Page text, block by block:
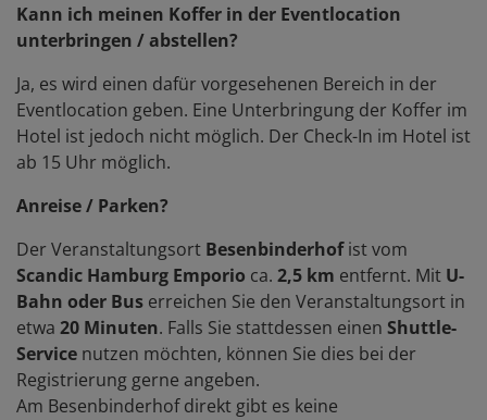
Kann ich meinen Koffer in der Eventlocation
unterbringen / abstellen?
Ja, es wird einen dafür vorgesehenen Bereich in der
Eventlocation geben. Eine Unterbringung der Koffer im
Hotel ist jedoch nicht möglich. Der Check-In im Hotel ist
ab 15 Uhr möglich.
Anreise / Parken?
Der Veranstaltungsort Besenbinderhofist vom
Scandic Hamburg Emporio ca. 2,5 km entfernt. Mit U-
Bahn oder Bus erreichen Sie den Veranstaltungsort in
etwa 20 Minuten. Falls Sie stattdessen einen Shuttle-
Service nutzen möchten, können Sie dies bei der
Registrierung gerne angeben.
Am Besenbinderhof direkt gibt es keine